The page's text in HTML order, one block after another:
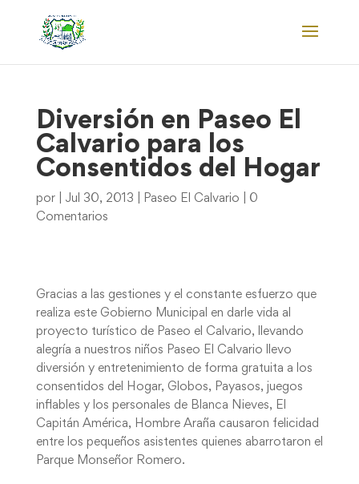
Diversión en Paseo El
Calvario para los
Consentidos del Hogar
por Jul 30, 2013 Paseo El Calvario
0
Comentarios
Gracias a las gestiones y el constante esfuerzo que
realiza este Gobierno Municipal en darle vida al
proyecto turístico de Paseo el Calvario, llevando
alegría a nuestros niños Paseo El Calvario llevo
diversión y entretenimiento de forma gratuita a los
consentidos del Hogar, Globos, Payasos, juegos
inflables y los personales de Blanca Nieves, El
Capitán América, Hombre Araña causaron felicidad
entre los pequeños asistentes quienes abarrotaron el
Parque Monseñor Romero.